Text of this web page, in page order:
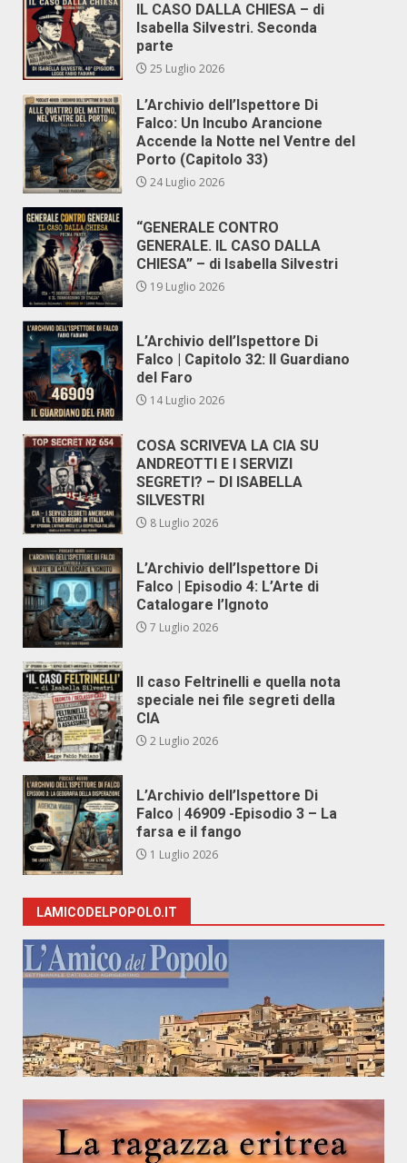
IL CASO DALLA CHIESA – di
Isabella Silvestri. Seconda
parte
25 Luglio 2026
L’Archivio dell’Ispettore Di
Falco: Un Incubo Arancione
Accende la Notte nel Ventre del
Porto (Capitolo 33)
24 Luglio 2026
“GENERALE CONTRO
GENERALE. IL CASO DALLA
CHIESA” – di Isabella Silvestri
19 Luglio 2026
L’Archivio dell’Ispettore Di
Falco | Capitolo 32: Il Guardiano
del Faro
14 Luglio 2026
COSA SCRIVEVA LA CIA SU
ANDREOTTI E I SERVIZI
SEGRETI? – DI ISABELLA
SILVESTRI
8 Luglio 2026
L’Archivio dell’Ispettore Di
Falco | Episodio 4: L’Arte di
Catalogare l’Ignoto
7 Luglio 2026
Il caso Feltrinelli e quella nota
speciale nei file segreti della
CIA
2 Luglio 2026
L’Archivio dell’Ispettore Di
Falco | 46909 -Episodio 3 – La
farsa e il fango
1 Luglio 2026
LAMICODELPOPOLO.IT